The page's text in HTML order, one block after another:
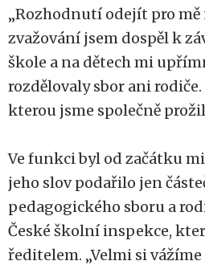
„Rozhodnutí odejít pro mě
zvažování jsem dospěl k
škole a na dětech mi
rozdělovaly sbor ani
kterou jsme společně
Ve funkci byl od začátku
jeho slov podařilo jen
pedagogického sboru a
České školní inspekce,
ředitelem. „Velmi si